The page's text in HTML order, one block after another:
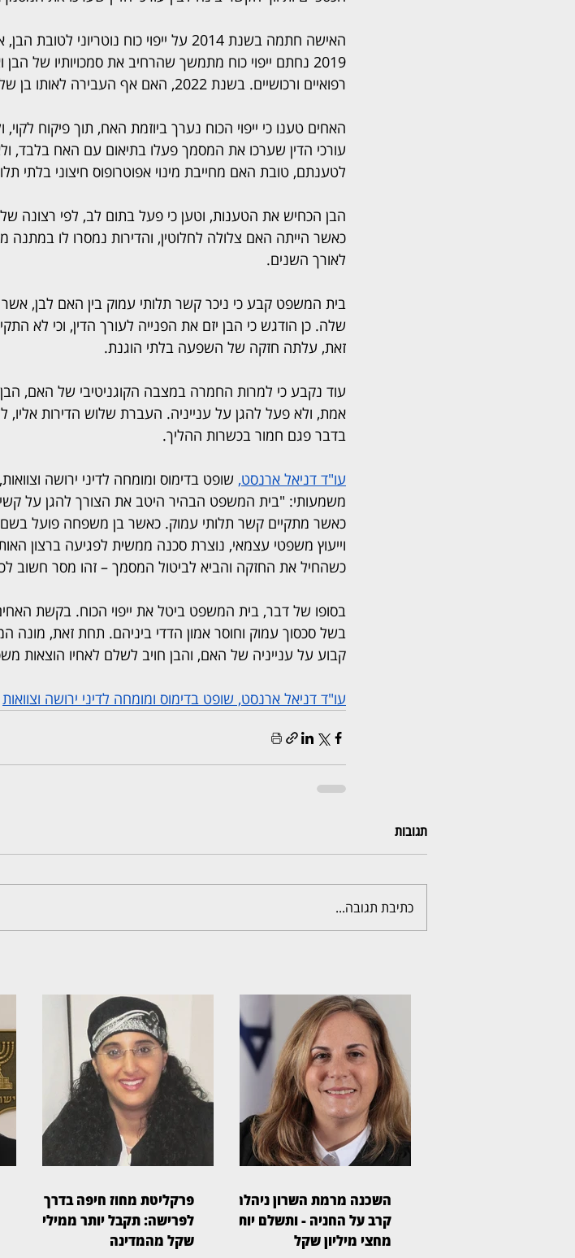
האישה חתמה בשנת 2014 על ייפוי כוח
2019 נחתם ייפוי כוח מתמשך שהרחיב את סמכויותיו של
רפואיים ורכושיים. בשנת 2022, האם אף העבירה לאותו בן שלוש דירות שהיו בבעלותה.
האחים טענו כי ייפוי הכוח נערך ביוזמת האח, תוך פיקוח
עורכי הדין שערכו את המסמך פעלו בתיאום עם האח בלבד,
לטענתם, טובת האם מחייבת מינוי אפוטרופוס חיצוני בלתי
הבן הכחיש את הטענות, וטען כי פעל בתום לב, לפי רצונה
כאשר הייתה האם צלולה לחלוטין, והדירות נמסרו לו במתנה
לאורך השנים.
בית המשפט קבע כי ניכר קשר תלותי עמוק בין האם לבן,
שלה. כן הודגש כי הבן יזם את הפנייה לעורך הדין, וכי לא
זאת, עלתה חזקה של השפעה בלתי הוגנת.
עוד נקבע כי למרות החמרה במצבה הקוגניטיבי של האם,
אמת, ולא פעל להגן על ענייניה. העברת שלוש הדירות אליו,
בדבר פגם חמור בכשרות ההליך.
עו"ד דניאל ארנסט, שופט בדימוס ומומחה לדיני ירושה
משמעותי: "בית המשפט הבהיר היטב את הצורך להגן על
כאשר מתקיים קשר תלותי עמוק. כאשר בן משפחה פועל
וייעוץ משפטי עצמאי, נוצרת סכנה ממשית לפגיעה ברצון
כשהחיל את החזקה והביא לביטול המסמך – זהו מסר חשוב
בסופו של דבר, בית המשפט ביטל את ייפוי הכוח. בקשת
בשל סכסוך עמוק וחוסר אמון הדדי ביניהם. תחת זאת, מונה
קבוע על ענייניה של האם, והבן חויב לשלם לאחיו הוצאות משפט בסך
עו"ד דניאל ארנסט, שופט בדימוס ומומחה לדיני ירושה וצוואות
תגובות
כתיבת תגובה...
השכנה מרמת השרון ניהלה
קרב על החניה - ותשלם יותר
מחצי מיליון שקל
פרקליטת מחוז חיפה בדרך
לפרישה: תקבל יותר ממיליון
שקל מהמדינה